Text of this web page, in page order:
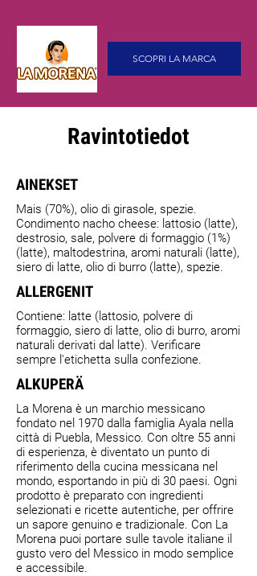
SCOPRI LA MARCA
Ravintotiedot
AINEKSET
Mais (70%), olio di girasole, spezie.
Condimento nacho cheese: lattosio (latte),
destrosio, sale, polvere di formaggio (1%)
(latte), maltodestrina, aromi naturali (latte),
siero di latte, olio di burro (latte), spezie.
ALLERGENIT
Contiene: latte (lattosio, polvere di
formaggio, siero di latte, olio di burro, aromi
naturali derivati dal latte). Verificare
sempre l'etichetta sulla confezione.
ALKUPERÄ
La Morena è un marchio messicano
fondato nel 1970 dalla famiglia Ayala nella
città di Puebla, Messico. Con oltre 55 anni
di esperienza, è diventato un punto di
riferimento della cucina messicana nel
mondo, esportando in più di 30 paesi. Ogni
prodotto è preparato con ingredienti
selezionati e ricette autentiche, per offrire
un sapore genuino e tradizionale. Con La
Morena puoi portare sulle tavole italiane il
gusto vero del Messico in modo semplice
e accessibile.